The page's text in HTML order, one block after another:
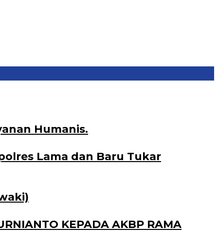
Humanis.
Lama dan Baru Tukar
KEPADA AKBP RAMA